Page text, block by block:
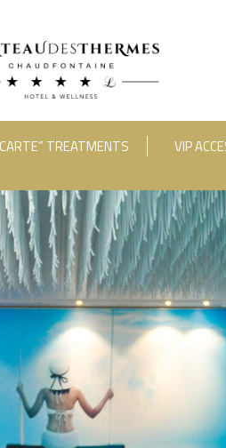
9, B-4050 CHAUDFONTAINE
TREATMENTS VIP